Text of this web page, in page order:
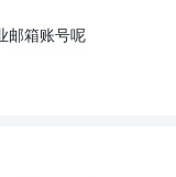
邮箱账号呢